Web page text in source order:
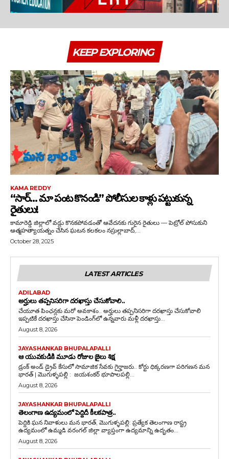
KEEP EXPLORING
KAMA REDDY
“సార్‌… మా పంట కొనండి” పోలీసుల కాళ్లు పట్టుకున్న
రైతులు!
కామారెడ్డి జిల్లాలో వడ్లు కొనకపోవడంతో ఆవేదనకు గురైన రైతులు — పెట్రోల్‌ పోసుకుని
ఆత్మహత్యాయత్నం చేసిన ఘటన కలకలం నస్రుల్లాబాద్‌,...
October 28, 2025
LATEST ARTICLES
ADILABAD
అర్హులు తప్పనిసరిగా దరఖాస్తు చేసుకోవాలి..
చేయూత పింఛన్లకు మరో అవకాశం.. అర్హులు తప్పనిసరిగా దరఖాస్తు చేసుకోవాలి
ఇప్పటికే దరఖాస్తు చేసినా పెండింగ్‌లో ఉన్నవారు మళ్లీ దరఖాస్తు...
August 8, 2026
JAYASHANKAR BHUPALAPALLI
ఆ యువకుడికి మూడు రోజుల జైలు శిక్ష
డ్రంక్‌ అండ్‌ డ్రైవ్‌ కేసులో సామాజిక సేవకు గైర్హాజరు.. కోర్టు ధిక్కరణగా పరిగణన మన
భారత్ | మొగుళ్ళపల్లి : జయశంకర్ భూపాలపల్లి...
August 8, 2026
JAYASHANKAR BHUPALAPALLI
తెలంగాణ ఉద్యమంలో పెద్దిదీ కీలకపాత్ర..
పెద్దికి ఘన నివాళులు మన భారత్, మొగుళ్ళపల్లి: ప్రత్యేక తెలంగాణ రాష్ట్ర
ఉద్యమంలో ఉమ్మడి వరంగల్ జిల్లా వ్యాప్తంగా ఉద్యమాన్ని ఉదృతం...
August 8, 2026